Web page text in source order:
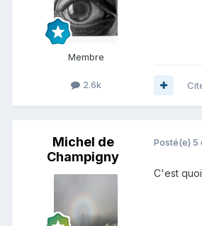
Membre
2.6k
Michel de
Champigny
Posté(e) 5
C'est